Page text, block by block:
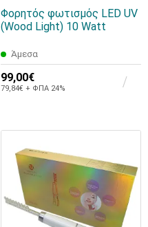
Φορητός φωτισμός LED UV
(Wood Light) 10 Watt
Άμεσα
99,00€
79,84€ + ΦΠΑ 24%